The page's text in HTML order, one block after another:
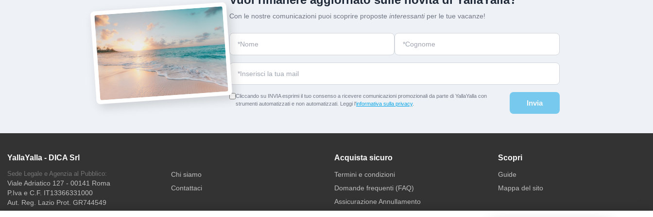
Con le nostre comunicazioni puoi scoprire proposte interessantiper le tue vacanze!
Cliccando su INVIA esprimi il tuo consenso a ricevere comunicazioni promozionali da parte di YallaYalla con
strumenti automatizzati e non automatizzati. Leggi l'informativa sulla privacy. Invia
YallaYalla - DICA Srl
Sede Legale e Agenzia al Pubblico:
Viale Adriatico 127 - 00141 Roma
P.Iva e C.F. IT13366331000
Aut. Reg. Lazio Prot. GR744549
Chi siamo
Contattaci
Acquista sicuro
Termini e condizioni
Domande frequenti (FAQ)
Assicurazione Annullamento
Scopri
Guide
Mappa del sito